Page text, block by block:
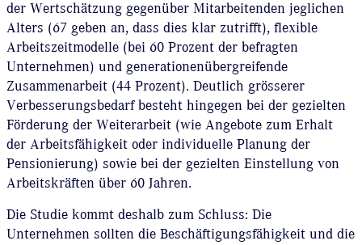
der Wertschätzung gegenüber Mitarbeitenden jeglichen
Alters (67 geben an, dass dies klar zutrifft), flexible
Arbeitszeitmodelle (bei 60 Prozent der befragten
Unternehmen) und generationenübergreifende
Zusammenarbeit (44 Prozent). Deutlich grösserer
Verbesserungsbedarf besteht hingegen bei der gezielten
Förderung der Weiterarbeit (wie Angebote zum Erhalt
der Arbeitsfähigkeit oder individuelle Planung der
Pensionierung) sowie bei der gezielten Einstellung von
Arbeitskräften über 60 Jahren.
Die Studie kommt deshalb zum Schluss: Die
Unternehmen sollten die Beschäftigungsfähigkeit und die